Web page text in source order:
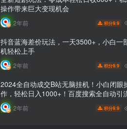
操作带来巨大变现机会
2年前 积分9.9
抖音蓝海差价玩法，一天3500+，小白一
机轻松上手
2年前 积分9.9
2024全自动成交B站无脑挂机！小白闭眼
作，轻松日入1000+！百度搜索全自动引
站挂机项目！
2年前 积分9.9